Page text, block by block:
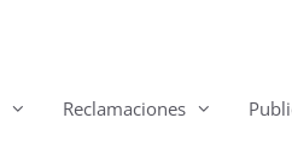
Reclamaciones